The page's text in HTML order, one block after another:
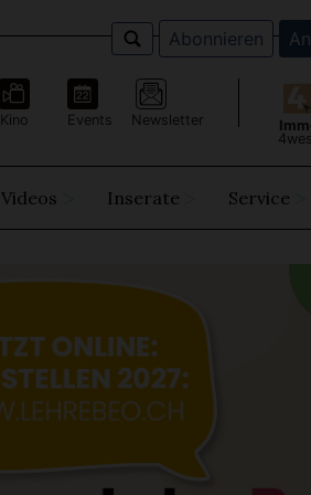
Abonnieren
Kino Events Newsletter
Videos Inserate Service